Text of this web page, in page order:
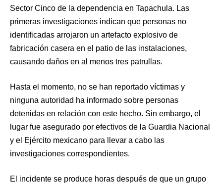
Sector Cinco de la dependencia en Tapachula. Las
primeras investigaciones indican que personas no
identificadas arrojaron un artefacto explosivo de
fabricación casera en el patio de las instalaciones,
causando daños en al menos tres patrullas.
Hasta el momento, no se han reportado víctimas y
ninguna autoridad ha informado sobre personas
detenidas en relación con este hecho. Sin embargo, el
lugar fue asegurado por efectivos de la Guardia Nacional
y el Ejército mexicano para llevar a cabo las
investigaciones correspondientes.
El incidente se produce horas después de que un grupo